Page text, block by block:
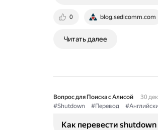
0 blog.sedicomm.com
Читать далее
Вопрос для Поиска с Алисой
30
#Shutdown
#Перевод
Как перевести shutdown